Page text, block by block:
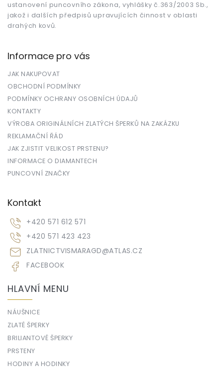
ustanovení puncovního zákona, vyhlášky č.363/2003 Sb.,
jakož i dalších předpisů upravujících činnost v oblasti
drahých kovů.
Informace pro vás
JAK NAKUPOVAT
OBCHODNÍ PODMÍNKY
PODMÍNKY OCHRANY OSOBNÍCH ÚDAJŮ
KONTAKTY
VÝROBA ORIGINÁLNÍCH ZLATÝCH ŠPERKŮ NA ZAKÁZKU
REKLAMAČNÍ ŘÁD
JAK ZJISTIT VELIKOST PRSTENU?
INFORMACE O DIAMANTECH
PUNCOVNÍ ZNAČKY
Kontakt
ZLATNICTVISMARAGD@ATLAS.CZ
+420 571 612 571
+420 571 423 423
FACEBOOK
HLAVNÍ MENU
NÁUŠNICE
ZLATÉ ŠPERKY
BRILIANTOVÉ ŠPERKY
PRSTENY
HODINY A HODINKY